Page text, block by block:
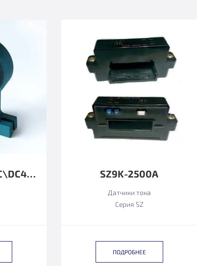
SZ128D24-200AC\DC4-20MA SZ9K-2500А
Датчики тока
Серия SZ
ПОДРОБНЕЕ